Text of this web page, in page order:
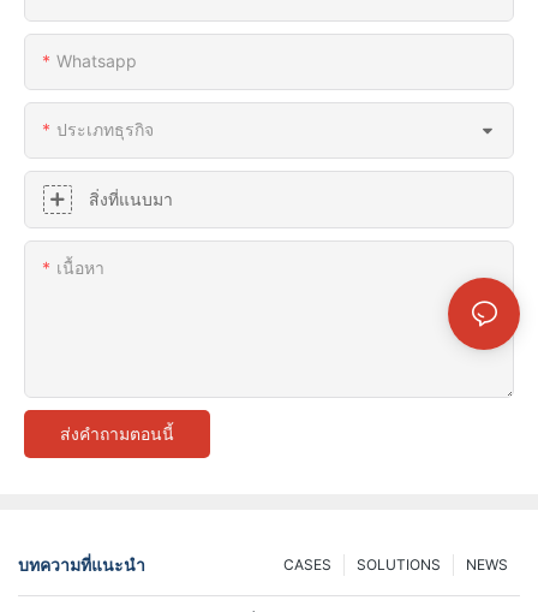
Whatsapp
ประเภทธุรกิจ
สิ่งที่แนบมา
เนื้อหา
ส่งคำถามตอนนี้
บทความที่แนะนำ NEWS
SOLUTIONS
CASES